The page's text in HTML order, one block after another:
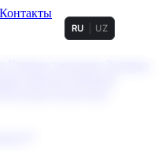
Контакты
RU UZ